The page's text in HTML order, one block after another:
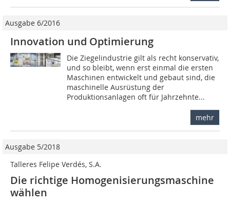
Ausgabe 6/2016
Innovation und Optimierung
Die Ziegelindustrie gilt als recht konservativ,
und so bleibt, wenn erst einmal die ersten
Maschinen entwickelt und gebaut sind, die
maschinelle Ausrüstung der
Produktionsanlagen oft für Jahrzehnte...
mehr
Ausgabe 5/2018
Talleres Felipe Verdés, S.A.
Die richtige Homogenisierungsmaschine
wählen